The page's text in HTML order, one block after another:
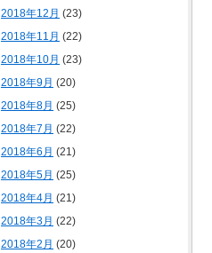
2018年12月 (23)
2018年11月 (22)
2018年10月 (23)
2018年9月 (20)
2018年8月 (25)
2018年7月 (22)
2018年6月 (21)
2018年5月 (25)
2018年4月 (21)
2018年3月 (22)
2018年2月 (20)